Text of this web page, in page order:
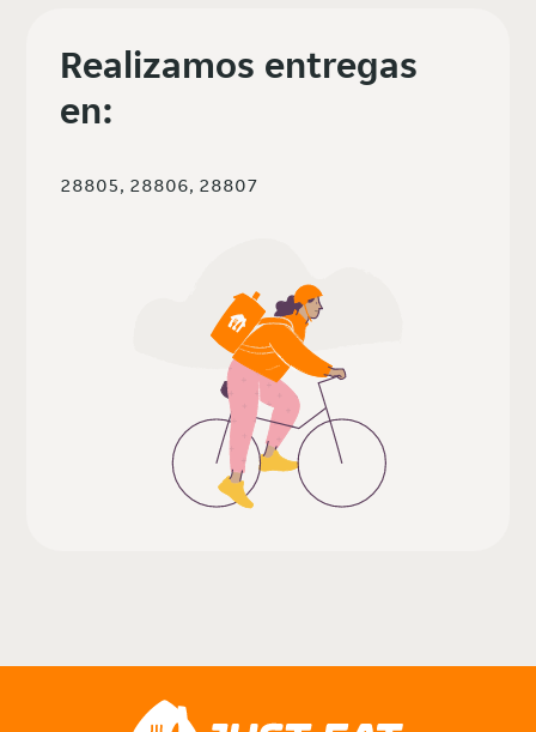
Realizamos entregas
en:
28805, 28806, 28807